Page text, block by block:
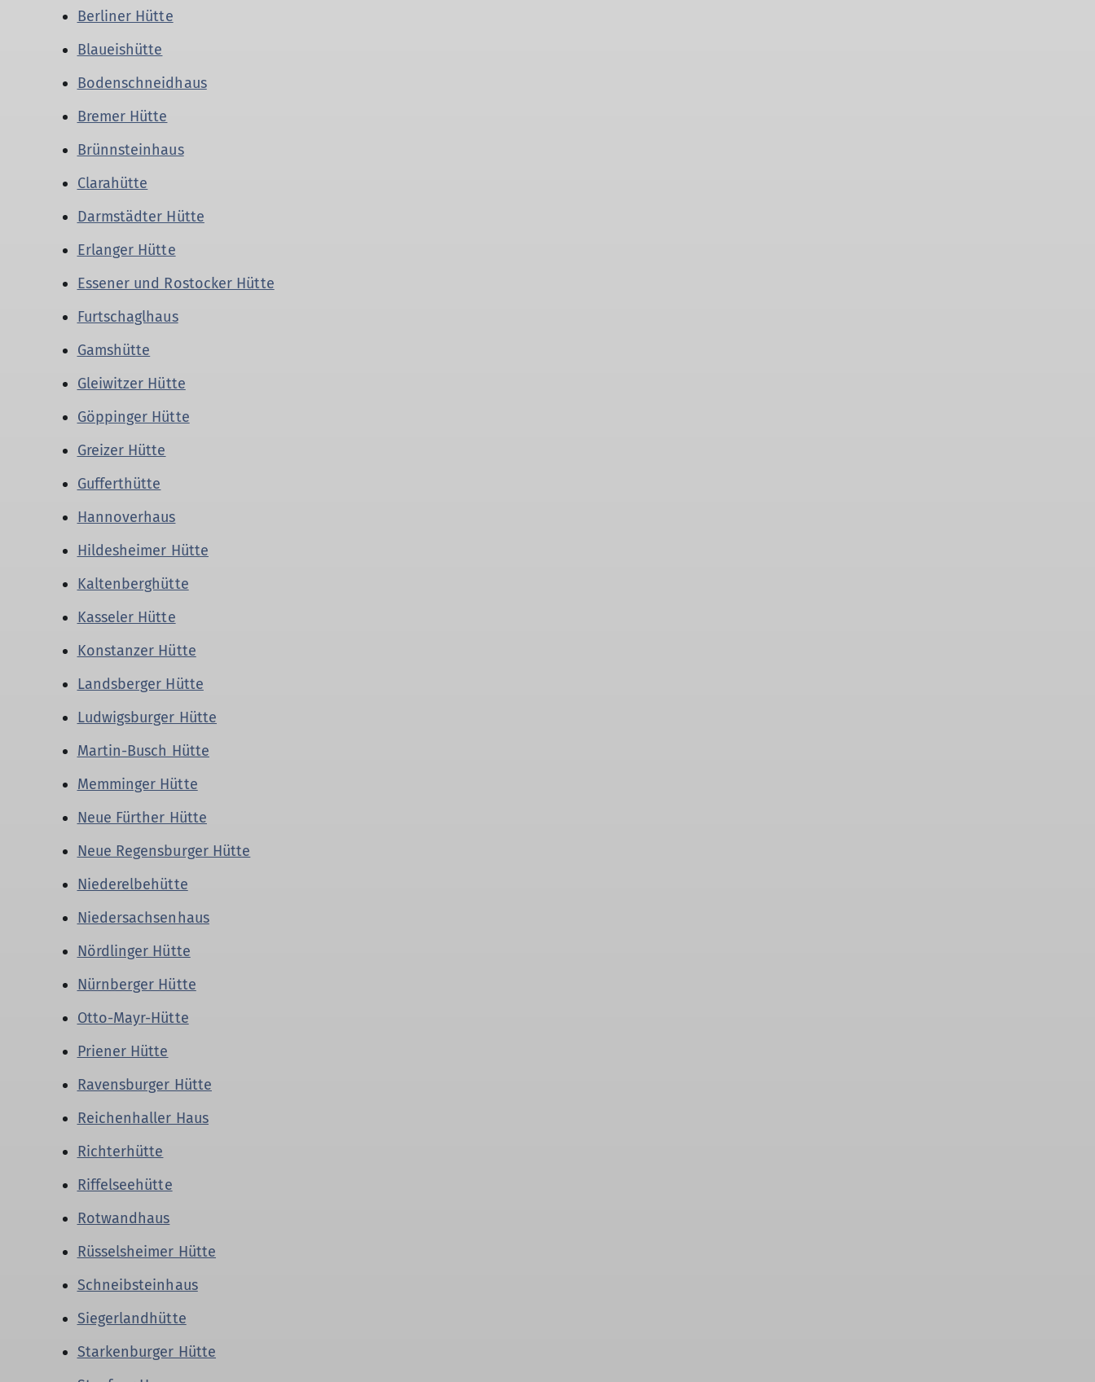
Berliner Hütte
Blaueishütte
Bodenschneidhaus
Bremer Hütte
Brünnsteinhaus
Clarahütte
Darmstädter Hütte
Erlanger Hütte
Essener und Rostocker Hütte
Furtschaglhaus
Gamshütte
Gleiwitzer Hütte
Göppinger Hütte
Greizer Hütte
Gufferthütte
Hannoverhaus
Hildesheimer Hütte
Kaltenberghütte
Kasseler Hütte
Konstanzer Hütte
Landsberger Hütte
Ludwigsburger Hütte
Martin-Busch Hütte
Memminger Hütte
Neue Fürther Hütte
Neue Regensburger Hütte
Niederelbehütte
Niedersachsenhaus
Nördlinger Hütte
Nürnberger Hütte
Otto-Mayr-Hütte
Priener Hütte
Ravensburger Hütte
Reichenhaller Haus
Richterhütte
Riffelseehütte
Rotwandhaus
Rüsselsheimer Hütte
Schneibsteinhaus
Siegerlandhütte
Starkenburger Hütte